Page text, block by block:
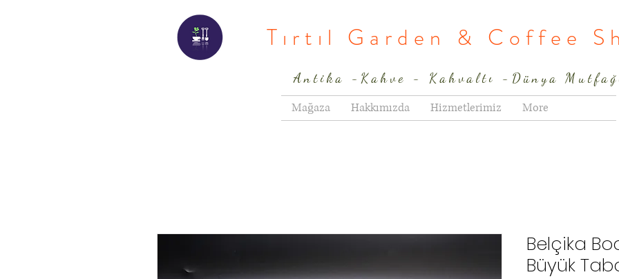
Tırtıl Garden & Coffee
Antika -Kahve - Kahvaltı -Dünya
Mağaza
Hakkımızda Hizmetlerimiz More
Belçika
Büyük